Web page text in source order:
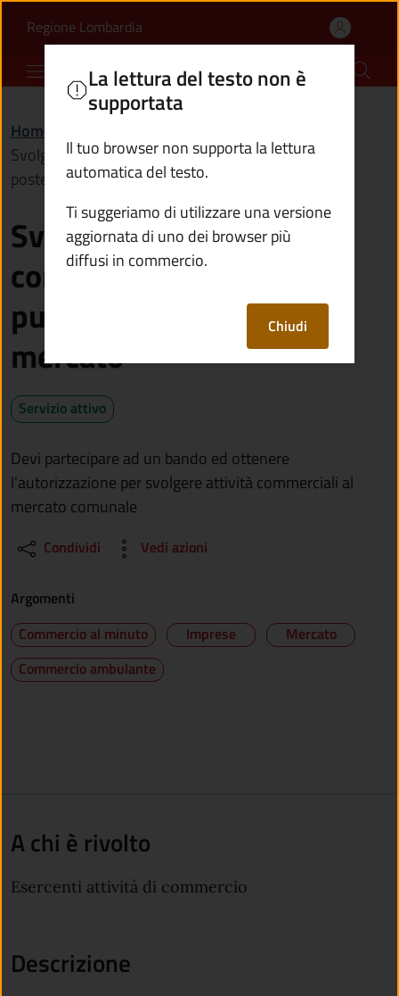
Svolgere attività di
Regione Lombardia(apre in un'altra scheda).
Comune di Cimbergo
Home
Svolgere attività di commercio su aree pubbliche in
posteggio di mercato
Svolgere attività di
commercio su aree
pubbliche in posteggio di
mercato
Servizio attivo
Devi partecipare ad un bando ed ottenere
l'autorizzazione per svolgere attività commerciali al
mercato comunale
Condividi Vedi azioni
La lettura del testo non è
supportata
Il tuo browser non supporta la lettura
automatica del testo.
Ti suggeriamo di utilizzare una versione
aggiornata di uno dei browser più
diffusi in commercio.
Chiudi
Argomenti
Commercio al minuto
Imprese
Mercato
Commercio ambulante
A chi è rivolto
Esercenti attività di commercio
Descrizione